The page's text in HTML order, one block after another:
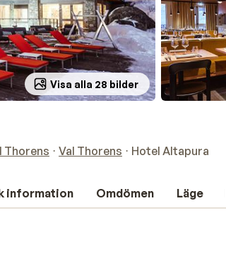
Visa alla 28 bilder
Thorens Val Thorens Hotel Altapura
information Omdömen Läge